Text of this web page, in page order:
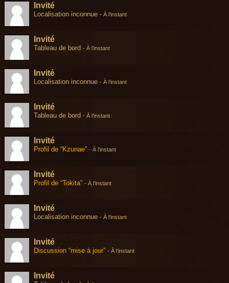
Invité
Localisation inconnue - À l’instant
Invité
Tableau de bord - À l’instant
Invité
Localisation inconnue - À l’instant
Invité
Tableau de bord - À l’instant
Invité
Profil de “Kzunae” - À l’instant
Invité
Profil de “Tokita” - À l’instant
Invité
Localisation inconnue - À l’instant
Invité
Discussion “mise à jour” - À l’instant
Invité